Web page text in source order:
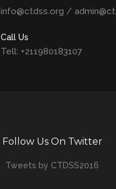
info@ctdss.org /
Call Us
Tell: +211980183107
Follow Us On Twitter
Tweets by CTDSS2016